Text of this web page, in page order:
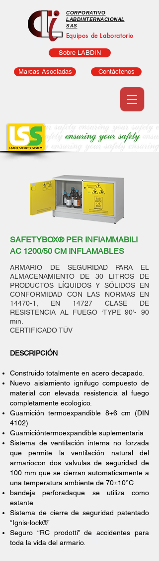
CORPORATIVO
LABDINTERNACIONAL
SAS
Equipos de Laboratorio
Sobre LABDIN
Marcas Asociadas Contáctenos
SAFETYBOX® PER INFIAMMABILI
AC 1200/50 CM INFLAMABLES
ARMARIO DE SEGURIDAD PARA EL
ALMACENAMIENTO DE 30 LITROS DE
PRODUCTOS LÍQUIDOS Y SÓLIDOS EN
CONFORMIDAD CON LAS NORMAS EN
14470-1, EN 14727 CLASE DE
RESISTENCIA AL FUEGO ‘TYPE 90’- 90
min.
CERTIFICADO TÜV
DESCRIPCIÓN
Construido totalmente en acero decapado.
Nuevo aislamiento ignifugo compuesto de
material con elevada resistencia al fuego
completamente ecologico.
Guarnición termoexpandible 8+6 cm (DIN
4102)
Guarnicióntermoexpandible suplementaria
Sistema de ventilación interna no forzada
que permite la ventilación natural del
armariocon dos valvulas de seguridad de
100 mm que se cierran automaticamente a
una temperatura ambiente de 70±10°C
bandeja perforadaque se utiliza como
estante
Sistema de cierre de seguridad patentado
“Ignis-lock®”
Seguro “RC prodotti” de accidentes para
toda la vida del armario.